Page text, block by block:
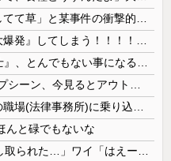
んと碌でもないな